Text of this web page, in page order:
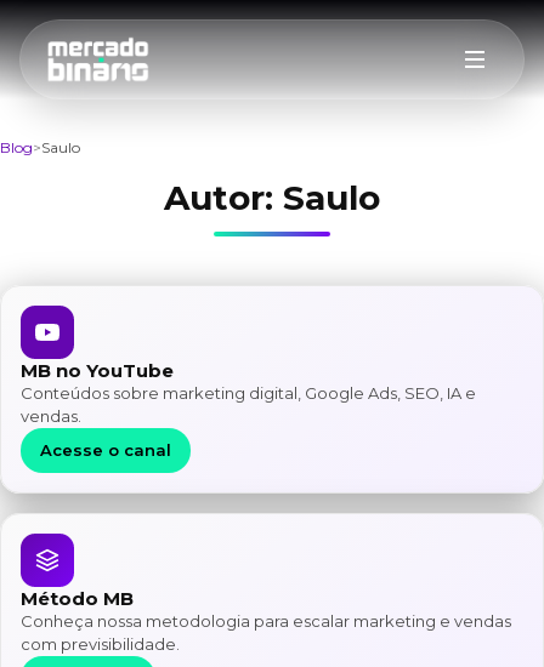
Blog Saulo
Autor: Saulo
MB no YouTube
Conteúdos sobre marketing digital, Google Ads, SEO, IA e
vendas.
Acesse o canal
Método MB
Conheça nossa metodologia para escalar marketing e vendas
com previsibilidade.